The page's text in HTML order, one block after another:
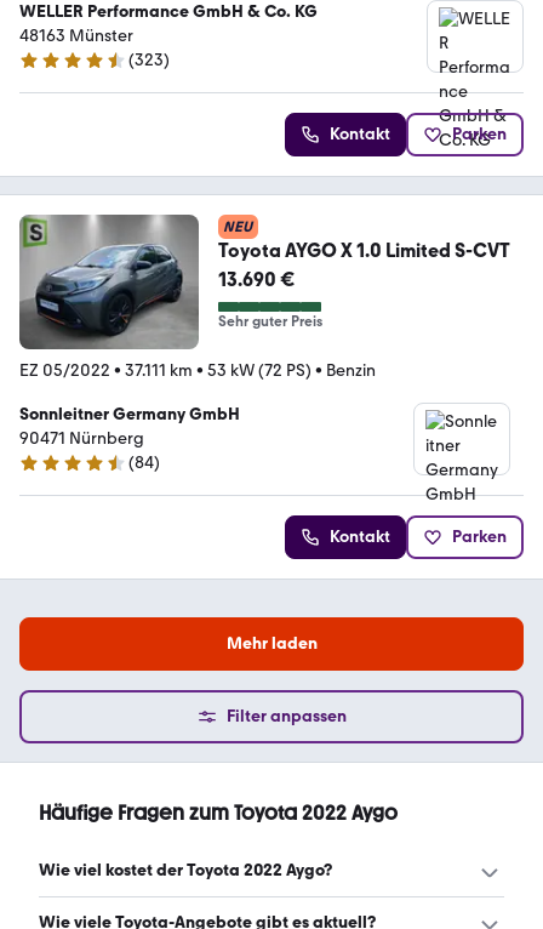
WELLER Performance GmbH & Co. KG
48163 Münster
4.3 Sterne
(323)
Kontakt Parken
NEU
Toyota AYGO X 1.0 Limited S-CVT
13.690 €
Sehr guter Preis
EZ 05/2022 • 37.111 km • 53 kW (72 PS) • Benzin
Sonnleitner Germany GmbH
90471 Nürnberg
4.4 Sterne
(84)
Kontakt Parken
Mehr laden
Filter anpassen
Häufige Fragen zum Toyota 2022 Aygo
Wie viel kostet der Toyota 2022 Aygo?
Ein guter Preis für einen Toyota 2022 Aygo liegt zwischen
Wie viele Toyota-Angebote gibt es aktuell?